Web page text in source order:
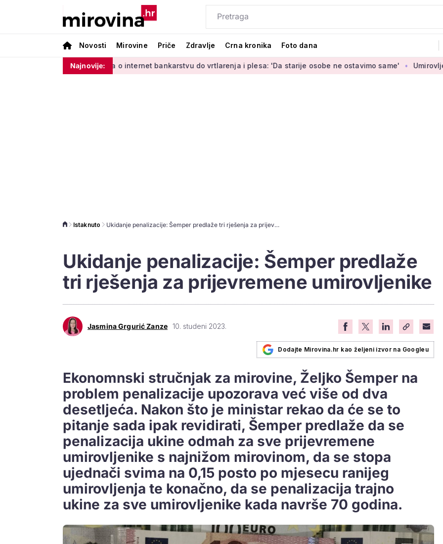
Novosti Mirovine Priče Zdravlje Crna kronika Foto dana
Najnovije:
Od učenja o internet bankarstvu do vrtlarenja i plesa: 'Da starije osobe ne ostavimo same' Umirovljenica Jasmina
Istaknuto Ukidanje penalizacije: Šemper predlaže tri rješenja za prijevremene umirovljenike
Ukidanje penalizacije: Šemper predlaže
tri rješenja za prijevremene umirovljenike
Jasmina Grgurić Zanze 10. studeni 2023.
Dodajte Mirovina.hr kao željeni izvor na Googleu
Ekonomnski stručnjak za mirovine, Željko Šemper na
problem penalizacije upozorava već više od dva
desetljeća. Nakon što je ministar rekao da će se to
pitanje sada ipak revidirati, Šemper predlaže da se
penalizacija ukine odmah za sve prijevremene
umirovljenike s najnižom mirovinom, da se stopa
ujednači svima na 0,15 posto po mjesecu ranijeg
umirovljenja te konačno, da se penalizacija trajno
ukine za sve umirovljenike kada navrše 70 godina.